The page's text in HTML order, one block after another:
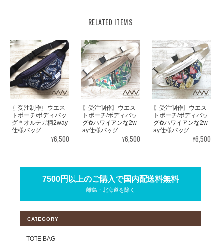
RELATED ITEMS
〖受注制作〗ウエス
トポーチ/ボディバッ
グ＊オルテガ柄2way
仕様バッグ
¥6,500
〖受注制作〗ウエス
トポーチ/ボディバッ
グ✿ハワイアンな2w
ay仕様バッグ
¥6,500
〖受注制作〗ウエス
トポーチ/ボディバッ
グ✿ハワイアンな2w
ay仕様バッグ
¥6,500
7500円以上のご購入で国内配送料無料
離島・北海道を除く
CATEGORY
TOTE BAG